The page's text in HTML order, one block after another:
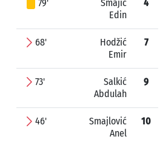
79'
Smajić
Edin
4
68'
Hodžić
Emir
7
73'
Salkić
Abdulah
9
46'
Smajlović
Anel
10